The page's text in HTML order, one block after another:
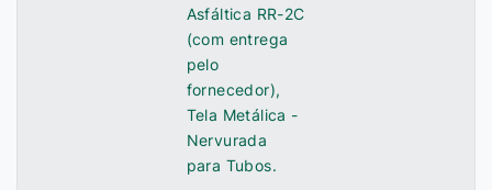
Asfáltica RR-2C
(com entrega
pelo
fornecedor),
Tela Metálica -
Nervurada
para Tubos.